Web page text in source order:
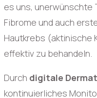
es uns, unerwünschte
Fibrome und auch
Hautkrebs (aktinische
effektiv zu behandeln.
Durch digitale
kontinuierliches